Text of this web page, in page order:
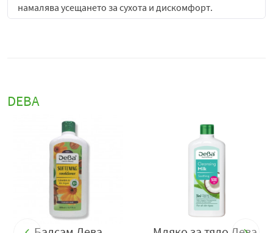
намалява усещането за сухота и дискомфорт.
Комбинацията от тези два натурални компонента
и образува приятна пяна, улеснявайки измиването.
Той премахва нежеланите замърсявания и излишния
себум, без да нарушава естествения баланс на скалпа.
Редовната употреба оставя косата мека, гладка и
лесна за разресване, като същевременно стимулира
усещането за свежест и чистота.
Балансиращият шампоан Дева с
и алое вера
подходящ за всички типове коса, включително за
DEBA